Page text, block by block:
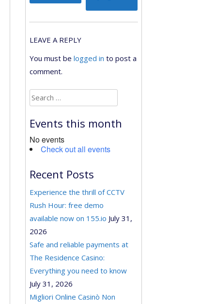
LEAVE A REPLY
You must be logged in to post a
comment.
Search
for:
Events this month
No events
Check out all events
Recent Posts
Experience the thrill of CCTV
Rush Hour: free demo
available now on 155.io July 31,
2026
Safe and reliable payments at
The Residence Casino:
Everything you need to know
July 31, 2026
Migliori Online Casinò Non